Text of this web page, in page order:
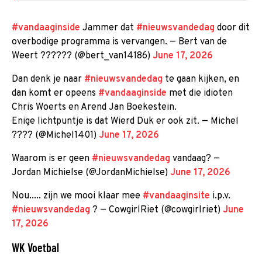
#vandaaginside Jammer dat #nieuwsvandedag door dit
overbodige programma is vervangen. — Bert van de
Weert ?????? (@bert_van14186) June 17, 2026
Dan denk je naar #nieuwsvandedag te gaan kijken, en
dan komt er opeens #vandaaginside met die idioten
Chris Woerts en Arend Jan Boekestein.
Enige lichtpuntje is dat Wierd Duk er ook zit. — Michel
???? (@Michel1401) June 17, 2026
Waarom is er geen #nieuwsvandedag vandaag? —
Jordan Michielse (@JordanMichielse) June 17, 2026
Nou..... zijn we mooi klaar mee #vandaaginsite i.p.v.
#nieuwsvandedag ? — CowgirlRiet (@cowgirlriet) June
17, 2026
WK Voetbal